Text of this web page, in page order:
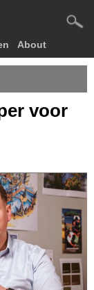
About
voor